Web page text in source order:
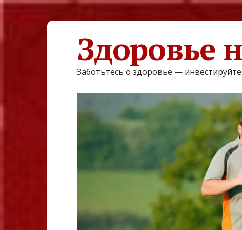
Здоровье
Заботьтесь о здоровье —